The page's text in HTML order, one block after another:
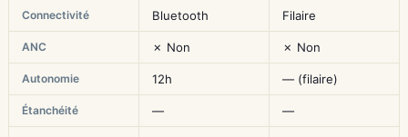
Connectivité Bluetooth Filaire
ANC ✗ Non ✗ Non
Autonomie 12h — (filaire)
Étanchéité — —